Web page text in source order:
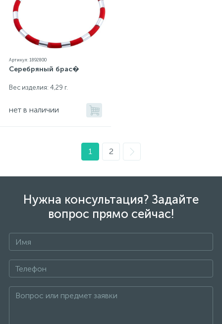
Артикул: 1892800
Серебряный брас�
Вес изделия: 4,29 г.
нет в наличии
1 2
Нужна консультация? Задайте
вопрос прямо сейчас!